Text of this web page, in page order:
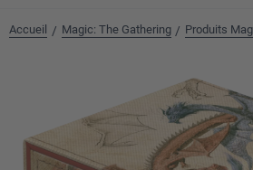
Accueil / Magic: The Gathering / Produits